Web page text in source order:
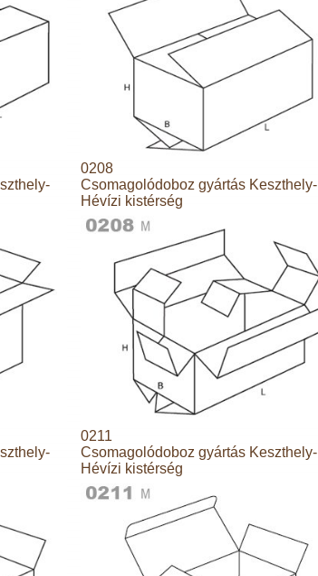
0208
Csomagolódoboz gyártás Keszthely-
Hévízi kistérség
0211
Csomagolódoboz gyártás Keszthely-
Hévízi kistérség